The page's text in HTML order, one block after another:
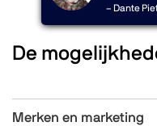
– Dante
De
Merken en marketing